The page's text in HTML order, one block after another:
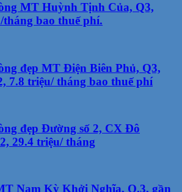
MT Huỳnh Tịnh Của, Q3,
tháng bao thuế phí.
đẹp MT Điện Biên Phủ, Q3,
7.8 triệu/ tháng bao thuế phí
đẹp Đường số 2, CX Đô
29.4 triệu/ tháng
Nam Kỳ Khởi Nghĩa, Q.3, gần